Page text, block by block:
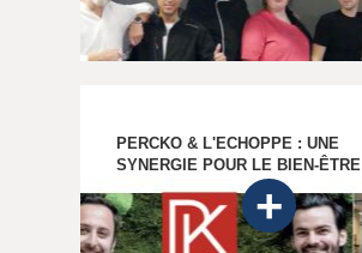
PERCKO & L'ECHOPPE : UNE
SYNERGIE POUR LE BIEN-ÊTRE